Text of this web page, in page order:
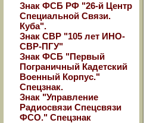
Знак ФСБ РФ "26-й Центр
Специальной Связи.
Куба".
Знак СВР "105 лет ИНО-
СВР-ПГУ"
Знак ФСБ "Первый
Пограничный Кадетский
Военный Корпус."
Спецзнак.
Знак "Управление
Радиосвязи Спецсвязи
ФСО." Спецзнак